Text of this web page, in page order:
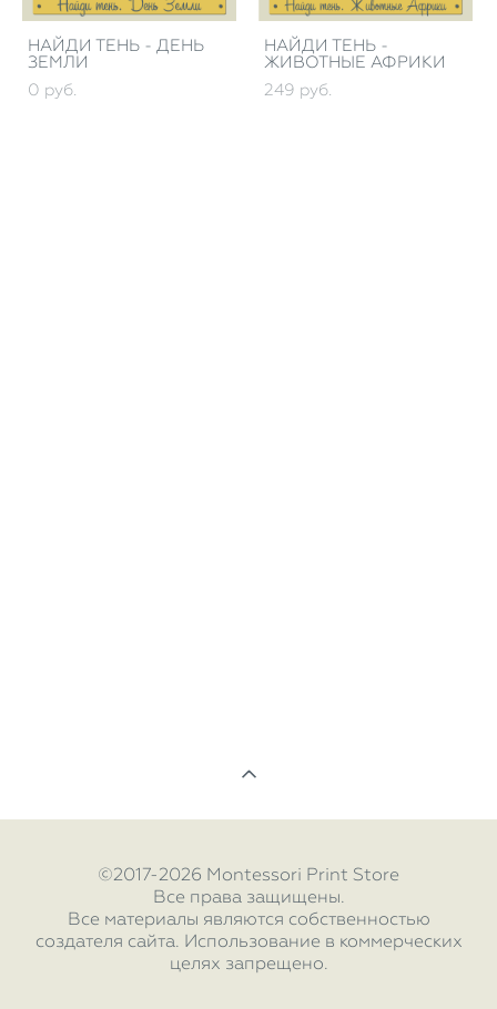
НАЙДИ ТЕНЬ - ДЕНЬ
ЗЕМЛИ
0 pуб.
НАЙДИ ТЕНЬ -
ЖИВОТНЫЕ АФРИКИ
249 pуб.
©2017-2026 Montessori Print Store
Все права защищены.
Все материалы являются собственностью
создателя сайта. Использование в коммерческих
целях запрещено.